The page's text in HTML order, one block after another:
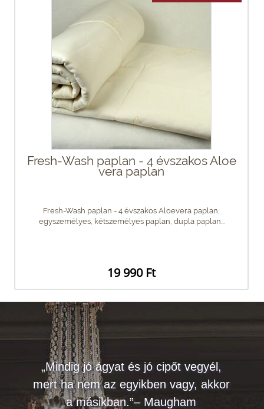
Fresh-Wash paplan - 4 évszakos Aloe
vera paplan
Fresh-Wash paplan - 4 évszakos Aloevera paplan,
egyszemélyes, kétszemélyes paplan, dupla paplan...
19 990 Ft
„Mindig jó ágyat és jó cipőt vegyél,
mert ha nem az egyikben vagy, akkor
a másikban.”– Maugham